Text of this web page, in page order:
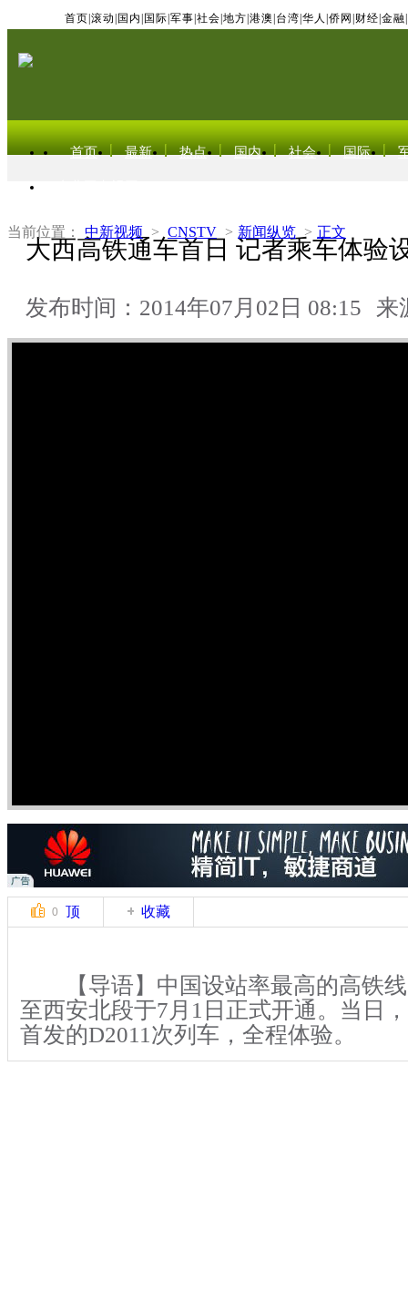
首页 滚动 国内 国际 军事 社会 地方 港澳 台湾 华人 侨网 财经 金融
首页 最新 热点 国内 社会 国际
当前位置： 中新视频 > CNSTV > 新闻纵览 > 正文
大西高铁通车首日 记者乘车体验
发布时间：2014年07月02日 08:15 来
0 顶 收藏
【导语】中国设站率最高的高铁线
至西安北段于7月1日正式开通。当日
首发的D2011次列车，全程体验。